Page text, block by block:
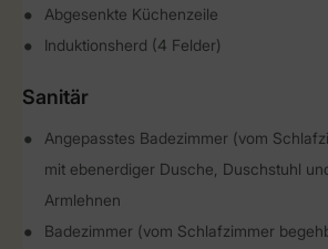
Abgesenkte Küchenzeile
Induktionsherd (4 Felder)
Sanitär
Angepasstes Badezimmer (vom
mit ebenerdiger Dusche, Duschstuhl
Armlehnen
Badezimmer (vom Schlafzimmer